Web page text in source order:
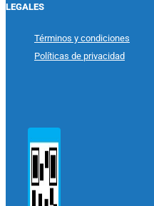
LEGALES
Términos y condiciones
Políticas de privacidad